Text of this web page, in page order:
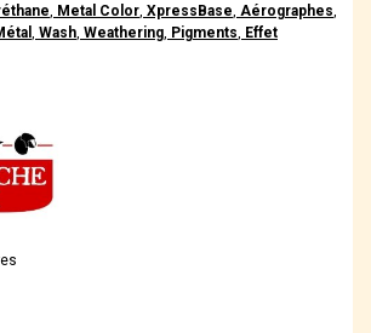
, Metal Color, XpressBase, Aérographes,
, Wash, Weathering, Pigments, Effet